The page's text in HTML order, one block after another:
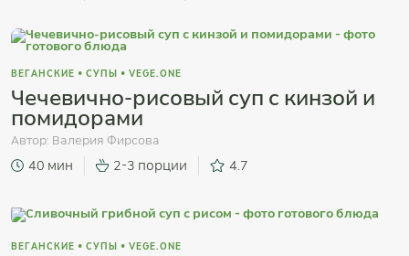
ВЕГАНСКИЕ • СУПЫ • VEGE.ONE
Чечевично-рисовый суп с кинзой и
помидорами
Автор: Валерия Фирсова
40 мин 2-3 порции 4.7
ВЕГАНСКИЕ • СУПЫ • VEGE.ONE